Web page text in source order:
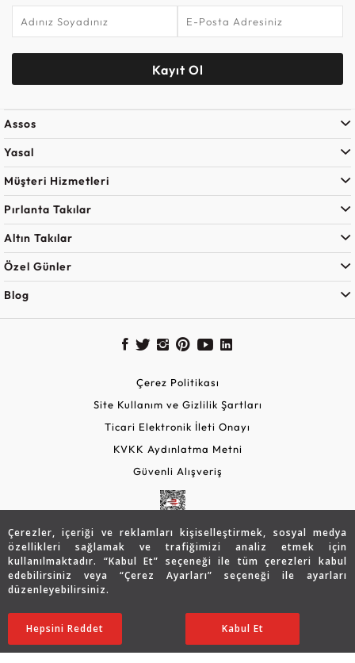
Çerezler, içeriği ve reklamları kişiselleştirmek, sosyal medya
özellikleri sağlamak ve trafiğimizi analiz etmek için
kullanılmaktadır. “Kabul Et” seçeneği ile tüm çerezleri kabul
edebilirsiniz veya “Çerez Ayarları” seçeneği ile ayarları
düzenleyebilirsiniz.
Ayarları Düzenle
Hepsini Reddet Kabul Et
52.491 TL
36.750TL SATIN ALIN
Kayıt Ol
Assos
Yasal
Müşteri Hizmetleri
Pırlanta Takılar
Altın Takılar
Özel Günler
Blog
Çerez Politikası
Site Kullanım ve Gizlilik Şartları
Ticari Elektronik İleti Onayı
KVKK Aydınlatma Metni
Güvenli Alışveriş
Copyright © 2026 Assos Pırlanta - Bu sitenin tüm hakları